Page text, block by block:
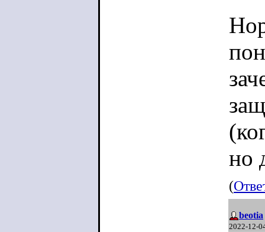
но
(
beotia
2022-12-